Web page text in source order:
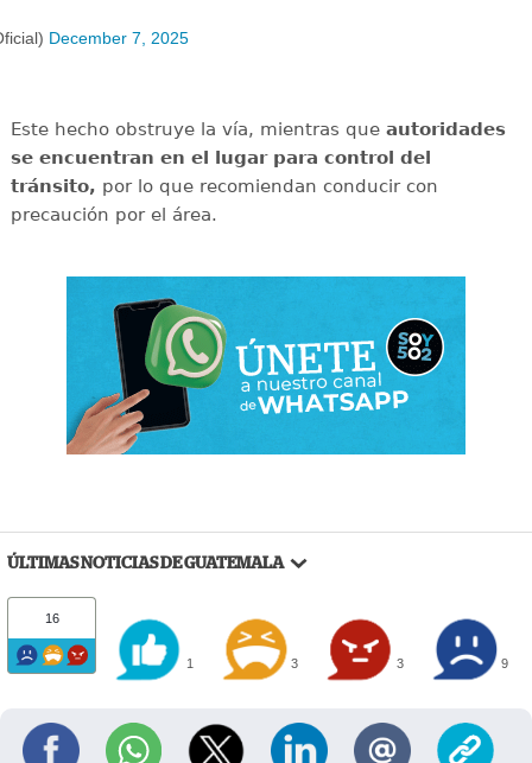
December 7, 2025
Este hecho obstruye la vía, mientras que autoridades
se encuentran en el lugar para control del
tránsito, por lo que recomiendan conducir con
precaución por el área.
ÚLTIMAS NOTICIAS DE GUATEMALA
16
1 3 3 9